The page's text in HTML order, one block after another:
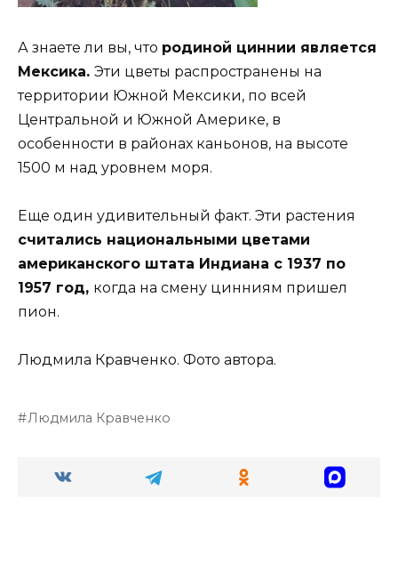
А знаете ли вы, что родиной циннии является
Мексика. Эти цветы распространены на
территории Южной Мексики, по всей
Центральной и Южной Америке, в
особенности в районах каньонов, на высоте
1500 м над уровнем моря.
Еще один удивительный факт. Эти растения
считались национальными цветами
американского штата Индиана с 1937 по
1957 год, когда на смену цинниям пришел
пион.
Людмила Кравченко. Фото автора.
Людмила Кравченко